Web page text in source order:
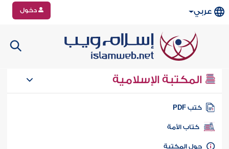
عربي دخول
المكتبة الإسلامية
كتب PDF
كتاب الأمة